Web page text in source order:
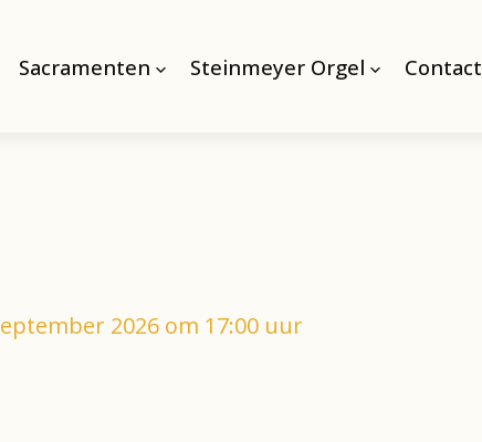
Sacramenten Steinmeyer Orgel Contact
2026 om 17:00 uur